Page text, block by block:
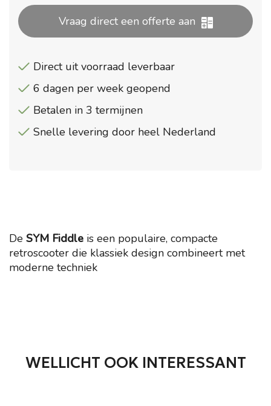
Vraag direct een offerte aan
Direct uit voorraad leverbaar
6 dagen per week geopend
Betalen in 3 termijnen
Snelle levering door heel Nederland
De SYM Fiddle is een populaire, compacte
retroscooter die klassiek design combineert met
moderne techniek
WELLICHT OOK INTERESSANT